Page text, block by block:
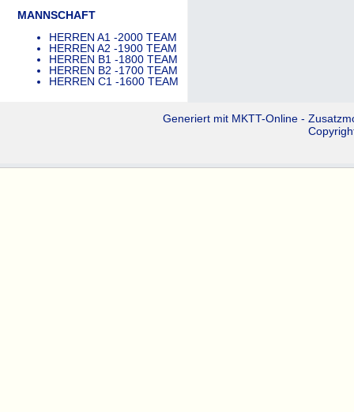
MANNSCHAFT
HERREN A1 -2000 TEAM
HERREN A2 -1900 TEAM
HERREN B1 -1800 TEAM
HERREN B2 -1700 TEAM
HERREN C1 -1600 TEAM
Generiert mit MKTT-Online-